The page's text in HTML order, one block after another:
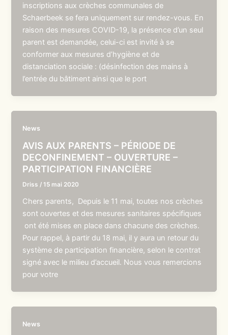
inscriptions aux crèches communales de
Schaerbeek se fera uniquement sur rendez-vous. En
raison des mesures COVID-19, la présence d’un seul
parent est demandée, celui-ci est invité à se
conformer aux mesures d’hygiène et de
distanciation sociale : (désinfection des mains à
l’entrée du bâtiment ainsi que le port
News
AVIS AUX PARENTS – PÉRIODE DE
DECONFINEMENT – OUVERTURE –
PARTICIPATION FINANCIÈRE
Driss /15 mai 2020
Chers parents, Depuis le 11 mai, toutes nos crèches
sont ouvertes et des mesures sanitaires spécifiques
ont été mises en place dans chacune des crèches.
Pour rappel, à partir du 18 mai, il y aura un retour du
système de participation financière, selon le contrat
signé avec le milieu d’accueil. Nous vous remercions
pour votre
News